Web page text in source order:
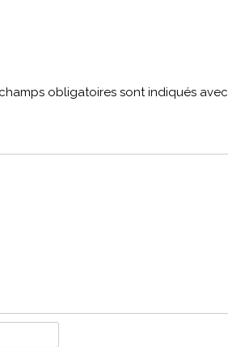
obligatoires sont indiqués avec